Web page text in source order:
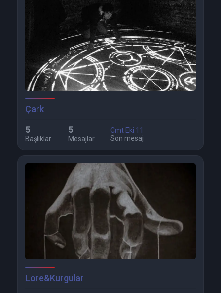
Çark
5
Başlıklar
5
Mesajlar
Cmt Eki 11
Son mesaj
Lore&Kurgular